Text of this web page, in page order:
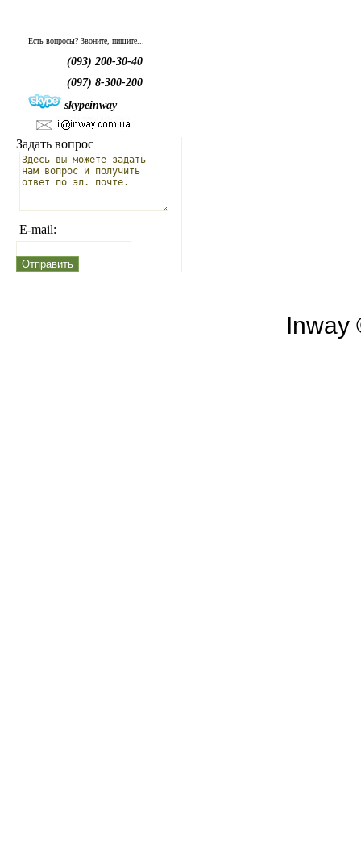
Есть вопросы? Звоните, пишите...
(093) 200-30-40
(097) 8-300-200
skypeinway
Задать вопрос
E-mail:
Inway